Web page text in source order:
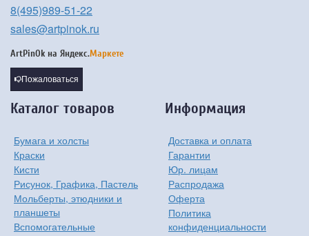
8(495)989-51-22
sales@artpinok.ru
ArtPinOk на Яндекс.Маркете
Пожаловаться
Каталог товаров
Бумага и холсты
Краски
Кисти
Рисунок, Графика, Пастель
Мольберты, этюдники и
планшеты
Вспомогательные
Информация
Доставка и оплата
Гарантии
Юр. лицам
Распродажа
Оферта
Политика
конфиденциальности